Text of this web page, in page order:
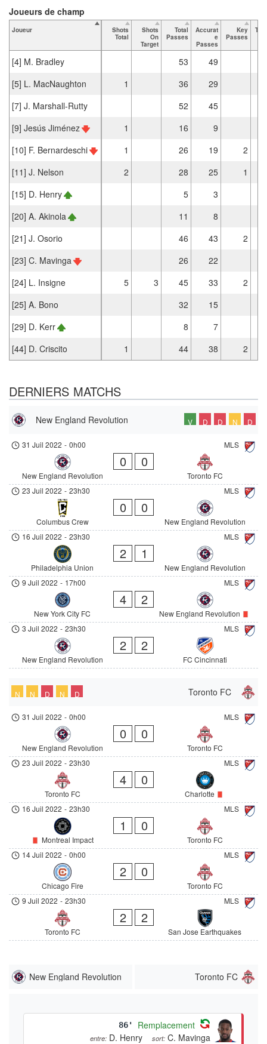
Joueur
Shots
Total
Shots
On
Target
Total
Passes
Accurat
e
Passes
Key
Passes
[4] M. Bradley 53
49
[5] L. MacNaughton
1 36
29
[7] J. Marshall-Rutty
52
45
[9] Jesús Jiménez
1 16
9
[10] F. Bernardeschi
1 26 19
2
[11] J. Nelson
2 28 25
1
[15] D. Henry
5
3
[20] A. Akinola
11
8
[21] J. Osorio
46 43
2
[23] C. Mavinga
26
22
[24] L. Insigne
5 3 45 33
2
[25] A. Bono
32
15
[29] D. Kerr
8
7
[44] D. Criscito
1 44 38 2
Joueurs de champ
DERNIERS MATCHS
New England Revolution V D D N D
MLS
31 Juil 2022 - 0h00
New England Revolution
0 0
Toronto FC
MLS
23 Juil 2022 - 23h30
Columbus Crew
0 0
New England Revolution
MLS
16 Juil 2022 - 23h30
Philadelphia Union
2 1
New England Revolution
MLS
9 Juil 2022 - 17h00
New York City FC
4 2
New England Revolution
MLS
3 Juil 2022 - 23h30
New England Revolution
2 2
FC Cincinnati
Toronto FC
N N D N D
MLS
31 Juil 2022 - 0h00
New England Revolution
0 0
Toronto FC
MLS
23 Juil 2022 - 23h30
Toronto FC
4 0
Charlotte
MLS
16 Juil 2022 - 23h30
Montreal Impact
1 0
Toronto FC
MLS
14 Juil 2022 - 0h00
Chicago Fire
2 0
Toronto FC
MLS
9 Juil 2022 - 23h30
Toronto FC
2 2
San Jose Earthquakes
New England Revolution Toronto FC
86' Remplacement
entre: D. Henry sort: C. Mavinga